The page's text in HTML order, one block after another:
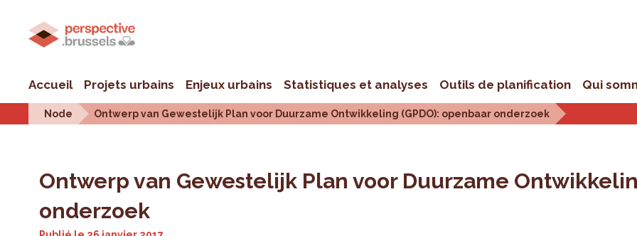
Accueil Projets urbains Enjeux urbains Statistiques et analyses Outils de planification Qui
Node Ontwerp van Gewestelijk Plan voor Duurzame Ontwikkeling (GPDO): openbaar onderzoek
Ontwerp van Gewestelijk Plan voor Duurzame
onderzoek